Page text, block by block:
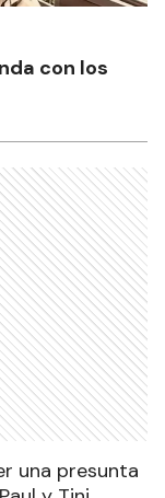
con los
una presunta